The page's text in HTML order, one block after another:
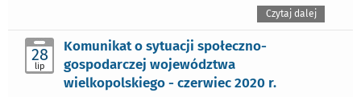
Czytaj dalej
28
lip
Komunikat o sytuacji społeczno-
gospodarczej województwa
wielkopolskiego - czerwiec 2020 r.